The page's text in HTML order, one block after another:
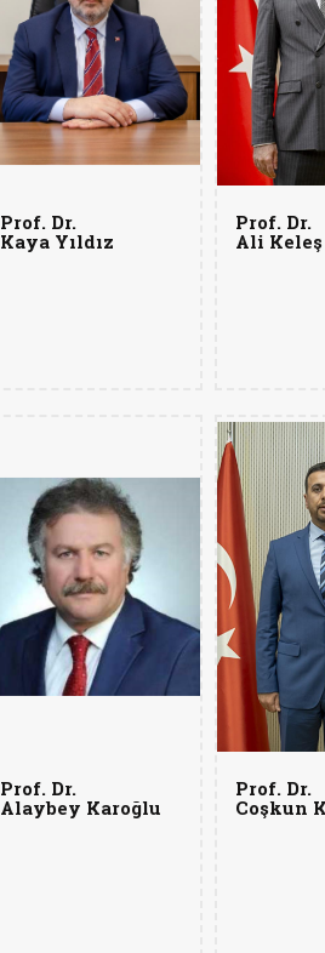
Prof. Dr.
Kaya Yıldız
Prof. Dr.
Ali Keleş
Prof. Dr.
Alaybey Karoğlu
Prof. Dr.
Coşkun